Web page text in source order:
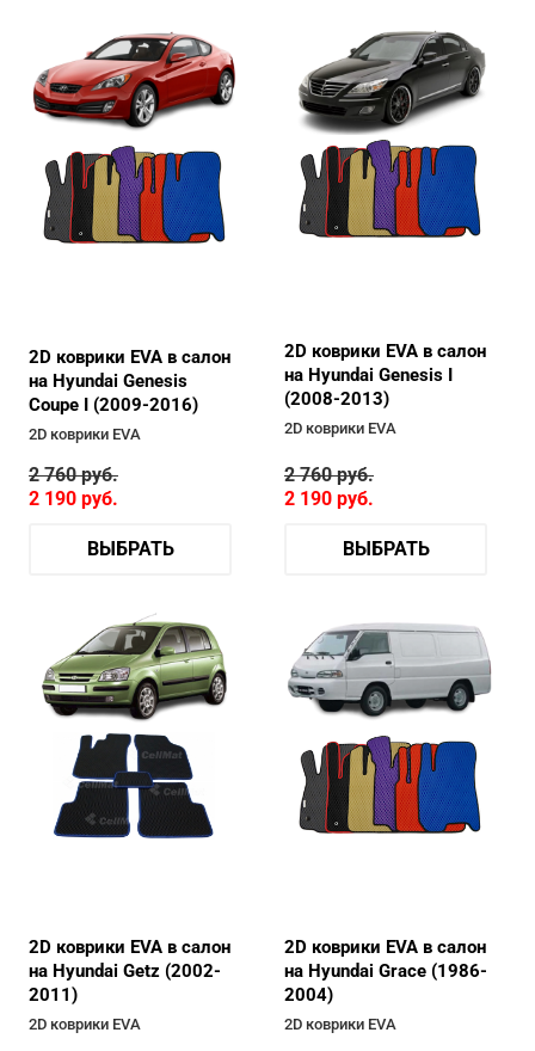
2D коврики EVA в салон
на Hyundai Genesis
Coupe I (2009-2016)
2D коврики EVA
2 760руб.
2 190 руб.
ВЫБРАТЬ
2D коврики EVA в салон
на Hyundai Genesis I
(2008-2013)
2D коврики EVA
2 760руб.
2 190 руб.
ВЫБРАТЬ
2D коврики EVA в салон
на Hyundai Getz (2002-
2011)
2D коврики EVA
2D коврики EVA в салон
на Hyundai Grace (1986-
2004)
2D коврики EVA